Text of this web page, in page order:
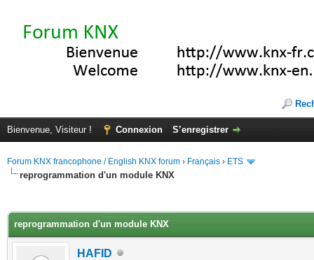
Bienvenue, Visiteur ! Connexion S’enregistrer
Forum KNX francophone / English KNX forum › Français › ETS
reprogrammation d'un module KNX
reprogrammation d'un module KNX
HAFID